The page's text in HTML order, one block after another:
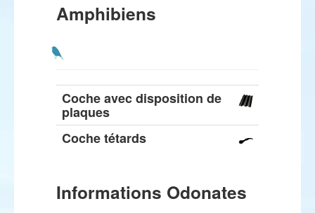
Amphibiens
Coche avec disposition de
plaques
Coche tétards
Informations Odonates